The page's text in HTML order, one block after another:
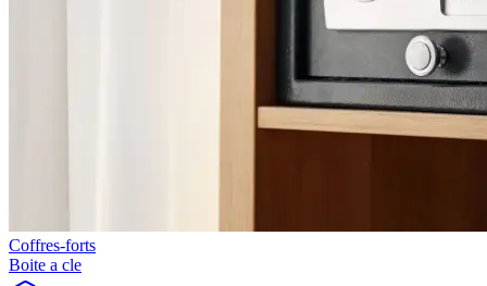
Coffres-forts
Boite a cle